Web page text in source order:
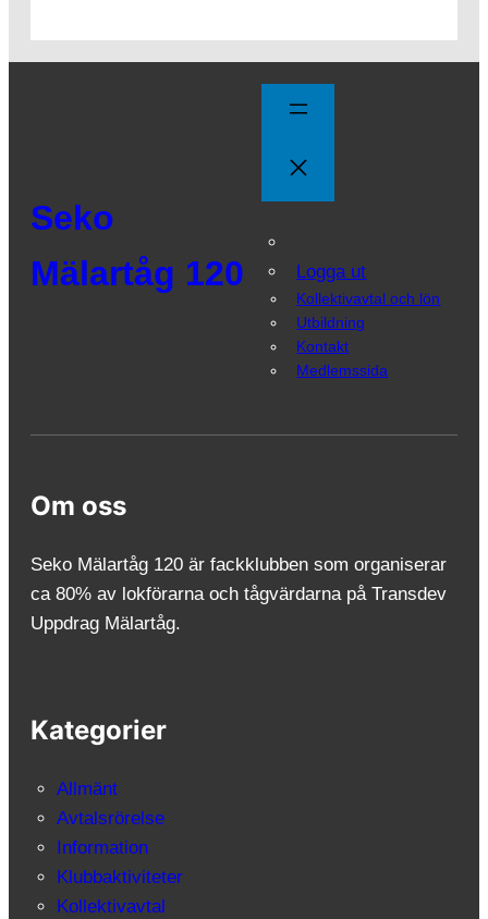
Seko
Mälartåg 120
Logga ut
Kollektivavtal och lön
Utbildning
Kontakt
Medlemssida
Om oss
Seko Mälartåg 120 är fackklubben som organiserar
ca 80% av lokförarna och tågvärdarna på Transdev
Uppdrag Mälartåg.
Kategorier
Allmänt
Avtalsrörelse
Information
Klubbaktiviteter
Kollektivavtal